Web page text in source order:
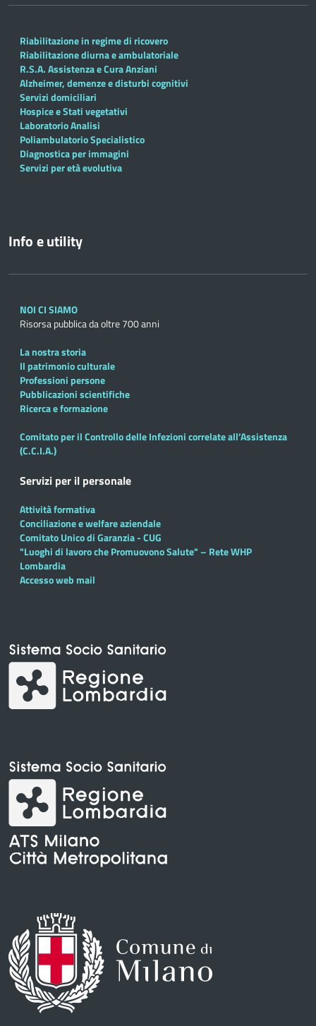
Riabilitazione in regime di ricovero
Riabilitazione diurna e ambulatoriale
R.S.A. Assistenza e Cura Anziani
Alzheimer, demenze e disturbi cognitivi
Servizi domiciliari
Hospice e Stati vegetativi
Laboratorio Analisi
Poliambulatorio Specialistico
Diagnostica per immagini
Servizi per età evolutiva
Info e utility
NOI CI SIAMO
Risorsa pubblica da oltre 700 anni
La nostra storia
Il patrimonio culturale
Professioni persone
Pubblicazioni scientifiche
Ricerca e formazione
Comitato per il Controllo delle Infezioni correlate all’Assistenza
(C.C.I.A.)
Servizi per il personale
Attività formativa
Conciliazione e welfare aziendale
Comitato Unico di Garanzia - CUG
"Luoghi di lavoro che Promuovono Salute" – Rete WHP
Lombardia
Accesso web mail